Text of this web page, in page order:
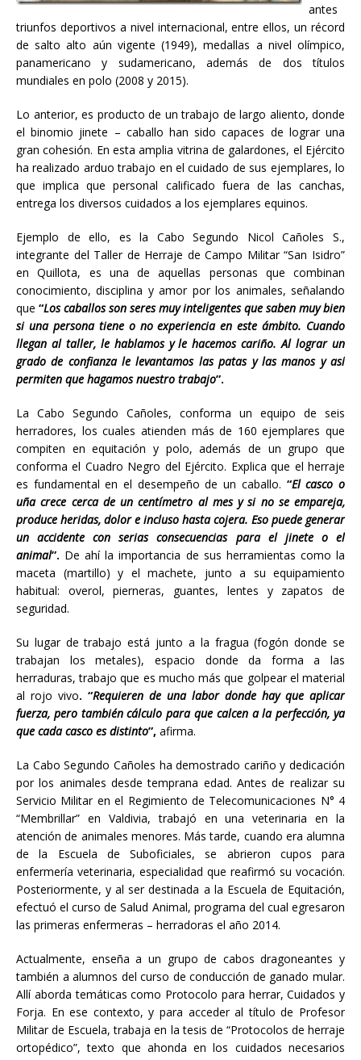
antes
triunfos deportivos a nivel internacional, entre ellos, un récord
de salto alto aún vigente (1949), medallas a nivel olímpico,
panamericano y sudamericano, además de dos títulos
mundiales en polo (2008 y 2015).
Lo anterior, es producto de un trabajo de largo aliento, donde
el binomio jinete – caballo han sido capaces de lograr una
gran cohesión. En esta amplia vitrina de galardones, el Ejército
ha realizado arduo trabajo en el cuidado de sus ejemplares, lo
que implica que personal calificado fuera de las canchas,
entrega los diversos cuidados a los ejemplares equinos.
Ejemplo de ello, es la Cabo Segundo Nicol Cañoles S.,
integrante del Taller de Herraje de Campo Militar “San Isidro”
en Quillota, es una de aquellas personas que combinan
conocimiento, disciplina y amor por los animales, señalando
que “Los caballos son seres muy inteligentes que saben muy bien
si una persona tiene o no experiencia en este ámbito. Cuando
llegan al taller, le hablamos y le hacemos cariño. Al lograr un
grado de confianza le levantamos las patas y las manos y así
permiten que hagamos nuestro trabajo”.
La Cabo Segundo Cañoles, conforma un equipo de seis
herradores, los cuales atienden más de 160 ejemplares que
compiten en equitación y polo, además de un grupo que
conforma el Cuadro Negro del Ejército. Explica que el herraje
es fundamental en el desempeño de un caballo. “El casco o
uña crece cerca de un centímetro al mes y si no se empareja,
produce heridas, dolor e incluso hasta cojera. Eso puede generar
un accidente con serias consecuencias para el jinete o el
animal”. De ahí la importancia de sus herramientas como la
maceta (martillo) y el machete, junto a su equipamiento
habitual: overol, pierneras, guantes, lentes y zapatos de
seguridad.
Su lugar de trabajo está junto a la fragua (fogón donde se
trabajan los metales), espacio donde da forma a las
herraduras, trabajo que es mucho más que golpear el material
al rojo vivo. “Requieren de una labor donde hay que aplicar
fuerza, pero también cálculo para que calcen a la perfección, ya
que cada casco es distinto”, afirma.
La Cabo Segundo Cañoles ha demostrado cariño y dedicación
por los animales desde temprana edad. Antes de realizar su
Servicio Militar en el Regimiento de Telecomunicaciones N° 4
“Membrillar” en Valdivia, trabajó en una veterinaria en la
atención de animales menores. Más tarde, cuando era alumna
de la Escuela de Suboficiales, se abrieron cupos para
enfermería veterinaria, especialidad que reafirmó su vocación.
Posteriormente, y al ser destinada a la Escuela de Equitación,
efectuó el curso de Salud Animal, programa del cual egresaron
las primeras enfermeras – herradoras el año 2014.
Actualmente, enseña a un grupo de cabos dragoneantes y
también a alumnos del curso de conducción de ganado mular.
Allí aborda temáticas como Protocolo para herrar, Cuidados y
Forja. En ese contexto, y para acceder al título de Profesor
Militar de Escuela, trabaja en la tesis de “Protocolos de herraje
ortopédico”, texto que ahonda en los cuidados necesarios